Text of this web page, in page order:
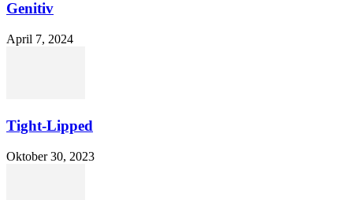
Genitiv
April 7, 2024
Tight-Lipped
Oktober 30, 2023